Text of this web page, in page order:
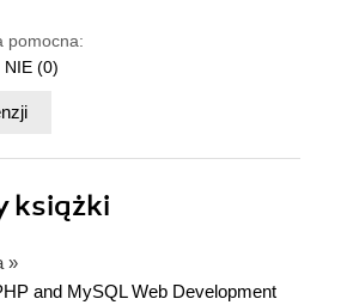
pomocna:
NIE (0)
książki
»
and MySQL Web Development